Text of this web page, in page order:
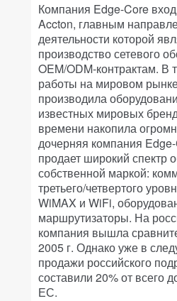
Компания Edge-Core
Accton, главным
деятельности которой
производство сетевого
OEM/ODM-контрактам. В
работы на мировом
производила
известных мировых
времени накопила
дочерняя компания
продает широкий спектр
собственной маркой:
третьего/четвертого
WiMAX и WiFi,
маршрутизаторы. На
компания вышла
2005 г. Однако уже в
продажи российского
составили 20% от всего
ЕС.